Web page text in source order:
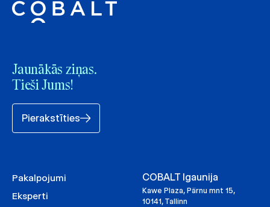
Jaunākās ziņas.
Tieši Jums!
Pierakstīties
Pakalpojumi
Eksperti
COBALT Igaunija
Kawe Plaza, Pärnu mnt 15,
10141, Tallinn